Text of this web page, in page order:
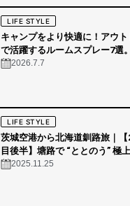
LIFE STYLE
キャンプをより快適に！アウト
で活躍するルームスプレー7選。
2026.7.7
LIFE STYLE
茨城空港から北海道釧路旅｜【
目後半】塘路で “ととのう” 極
ウナ体験 @THE GEEK
2025.11.25